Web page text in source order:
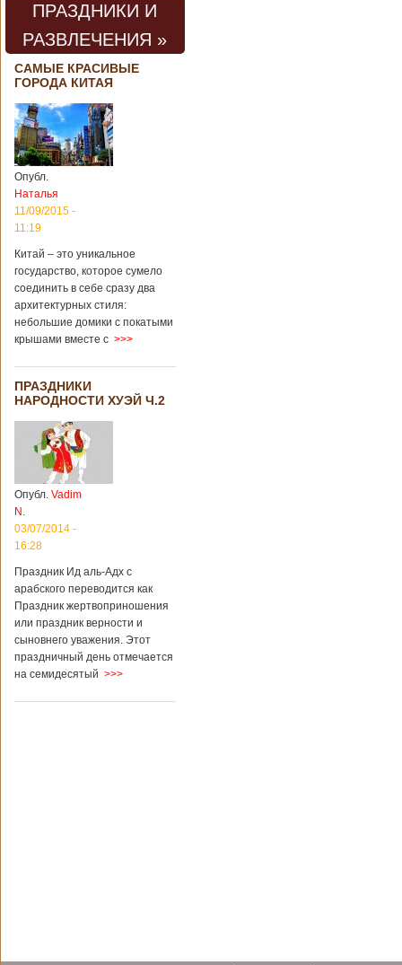
ПРАЗДНИКИ И
РАЗВЛЕЧЕНИЯ »
САМЫЕ КРАСИВЫЕ
ГОРОДА КИТАЯ
Опубл.
Наталья
11/09/2015 -
11:19
Китай – это уникальное
государство, которое сумело
соединить в себе сразу два
архитектурных стиля:
небольшие домики с покатыми
крышами вместе с >>>
ПРАЗДНИКИ
НАРОДНОСТИ ХУЭЙ Ч.2
Опубл. Vadim
N.
03/07/2014 -
16:28
Праздник Ид аль-Адх с
арабского переводится как
Праздник жертвоприношения
или праздник верности и
сыновнего уважения. Этот
праздничный день отмечается
на семидесятый >>>